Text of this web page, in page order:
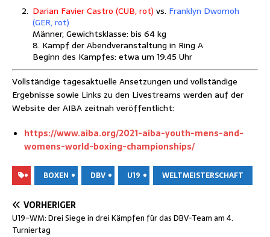
Dari­an Favier Cas­tro (CUB, rot) vs. Frank­lyn Dwo­moh
(GER, rot)
Män­ner, Gewichts­klas­se: bis 64 kg
8. Kampf der Abend­ver­an­stal­tung in Ring A
Beginn des Kamp­fes: etwa um 19.45 Uhr
Voll­stän­di­ge tages­ak­tu­el­le Anset­zun­gen und voll­stän­di­ge
Ergeb­nis­se sowie Links zu den Live­streams wer­den auf der
Web­site der AIBA zeit­nah veröffentlicht:
https://www.aiba.org/2021-aiba-youth-mens-and-
womens-world-boxing-championships/
BOXEN DBV U19 WELTMEISTERSCHAFT
VORHERIGER
U19-WM: Drei Sie­ge in drei Kämp­fen für das DBV-Team am 4.
Turniertag